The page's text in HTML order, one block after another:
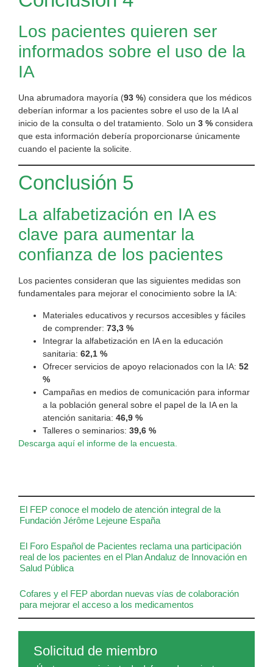
El FEP conoce el modelo de atención integral de la
Fundación Jérôme Lejeune España
El Foro Español de Pacientes reclama una participación
real de los pacientes en el Plan Andaluz de Innovación en
Salud Pública
Cofares y el FEP abordan nuevas vías de colaboración
para mejorar el acceso a los medicamentos
Solicitud de miembro
Los pacientes quieren ser
informados sobre el uso de la
IA
Una abrumadora mayoría (93 %) considera que los médicos
deberían informar a los pacientes sobre el uso de la IA al
inicio de la consulta o del tratamiento. Solo un 3 % considera
que esta información debería proporcionarse únicamente
cuando el paciente la solicite.
Conclusión 5
La alfabetización en IA es
clave para aumentar la
confianza de los pacientes
Los pacientes consideran que las siguientes medidas son
fundamentales para mejorar el conocimiento sobre la IA:
Materiales educativos y recursos accesibles y fáciles
de comprender: 73,3 %
Integrar la alfabetización en IA en la educación
sanitaria: 62,1 %
Ofrecer servicios de apoyo relacionados con la IA: 52
%
Campañas en medios de comunicación para informar
a la población general sobre el papel de la IA en la
atención sanitaria: 46,9 %
Talleres o seminarios: 39,6 %
Descarga aquí el informe de la encuesta.